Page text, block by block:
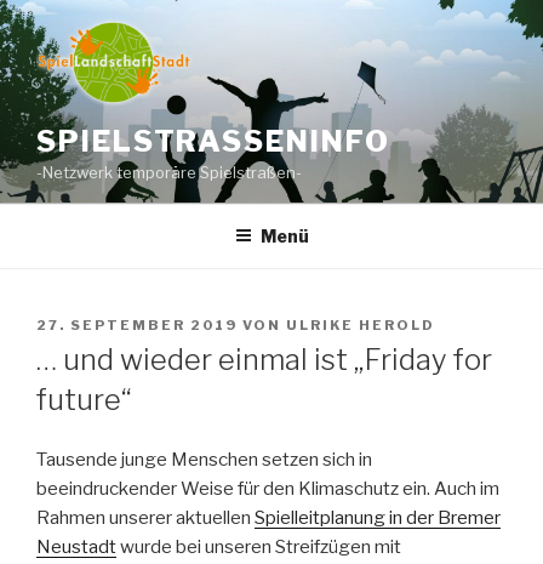
Zum
Inhalt
springen
SPIELSTRASSENINFO
-Netzwerk temporäre Spielstraßen-
Menü
VERÖFFENTLICHT
27. SEPTEMBER 2019 VON ULRIKE HEROLD
… und wieder einmal ist „Friday for
future“
Tausende junge Menschen setzen sich in
beeindruckender Weise für den Klimaschutz ein. Auch im
Rahmen unserer aktuellen Spielleitplanung in der Bremer
Neustadtwurde bei unseren Streifzügen mit